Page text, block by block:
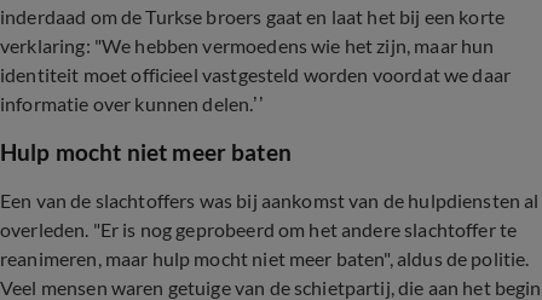
inderdaad om de Turkse broers gaat en laat het bij een korte
verklaring: "We hebben vermoedens wie het zijn, maar hun
identiteit moet officieel vastgesteld worden voordat we daar
informatie over kunnen delen.’’
Hulp mocht niet meer baten
Een van de slachtoffers was bij aankomst van de hulpdiensten al
overleden. "Er is nog geprobeerd om het andere slachtoffer te
reanimeren, maar hulp mocht niet meer baten", aldus de politie.
Veel mensen waren getuige van de schietpartij, die aan het begin